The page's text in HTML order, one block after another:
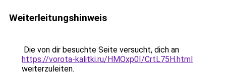
Weiterleitungshinweis
Die von dir besuchte Seite versucht, dich an
https://vorota-kalitki.ru/HMOxp0I/CrtL75H.html
weiterzuleiten.